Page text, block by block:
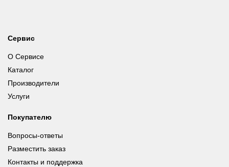
Сервис
О Сервисе
Каталог
Производители
Услуги
Покупателю
Вопросы-ответы
Разместить заказ
Контакты и поддержка